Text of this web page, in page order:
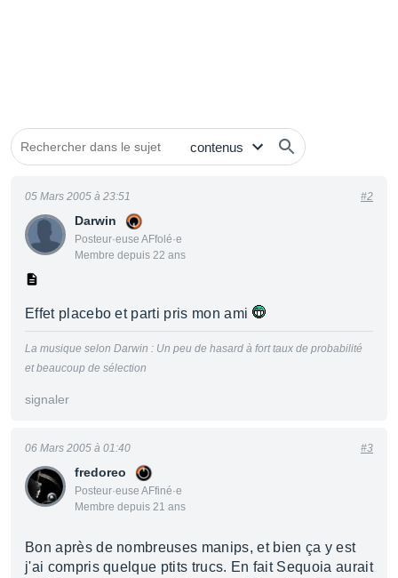
Darwin
Posteur·euse AFfolé·e
Membre depuis 22 ans
05 Mars 2005 à 23:51 #2
Effet placebo et parti pris mon ami
La musique selon Darwin : Un peu de hasard à fort taux de probabilité
et beaucoup de sélection
signaler
fredoreo
Posteur·euse AFfiné·e
Membre depuis 21 ans
06 Mars 2005 à 01:40 #3
Bon après de nombreuses manips, et bien ça y est
j'ai compris quelque ptits trucs. En fait Sequoia aurait